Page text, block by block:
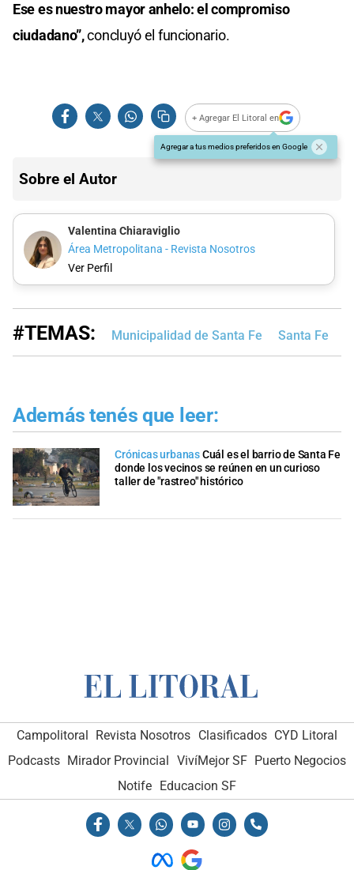
Ese es nuestro mayor anhelo: el compromiso
ciudadano”,concluyó el funcionario.
+ Agregar El Litoral en
Agregar a tus medios preferidos en Google
Sobre el Autor
Valentina Chiaraviglio
Área Metropolitana - Revista Nosotros
Ver Perfil
#TEMAS: Municipalidad de Santa Fe Santa Fe
Además tenés que leer:
Crónicas urbanasCuál es el barrio de Santa Fe
donde los vecinos se reúnen en un curioso
taller de "rastreo" histórico
Campolitoral Revista Nosotros Clasificados CYD Litoral
Podcasts Mirador Provincial VivíMejor SF Puerto Negocios
Notife
Educacion SF